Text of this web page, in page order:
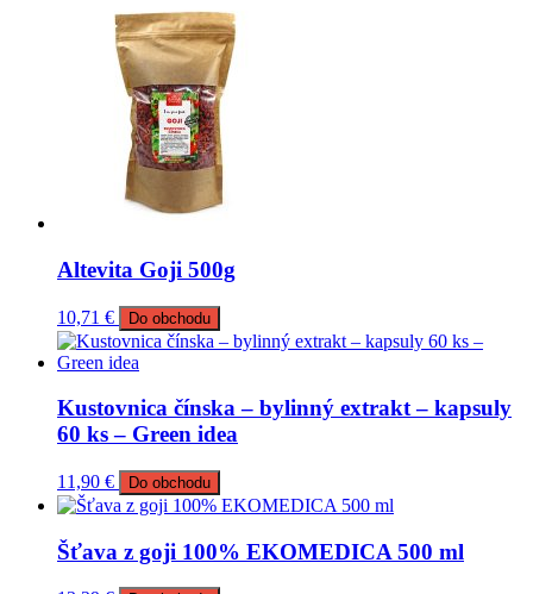
Altevita Goji 500g
10,71 € Do obchodu
Kustovnica čínska – bylinný extrakt – kapsuly
60 ks – Green idea
11,90 € Do obchodu
Šťava z goji 100% EKOMEDICA 500 ml